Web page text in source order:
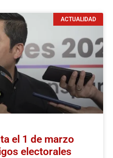
ACTUALIDAD
el 1 de marzo
electorales